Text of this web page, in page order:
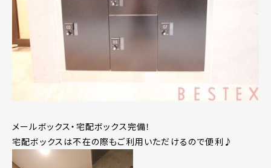
メールボックス・宅配ボックス完備！
宅配ボックスは不在の際もご利用いただけるので便利♪